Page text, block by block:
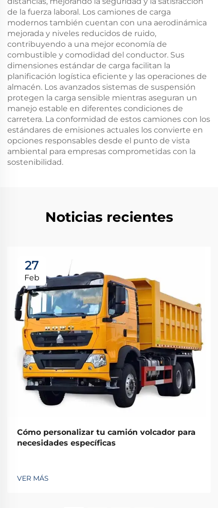
de la fuerza laboral. Los camiones de carga
modernos también cuentan con una aerodinámica
mejorada y niveles reducidos de ruido,
contribuyendo a una mejor economía de
combustible y comodidad del conductor. Sus
dimensiones estándar de carga facilitan la
planificación logística eficiente y las operaciones de
almacén. Los avanzados sistemas de suspensión
protegen la carga sensible mientras aseguran un
manejo estable en diferentes condiciones de
carretera. La conformidad de estos camiones con los
estándares de emisiones actuales los convierte en
opciones responsables desde el punto de vista
ambiental para empresas comprometidas con la
sostenibilidad.
Noticias recientes
27
Feb
Cómo personalizar tu camión volcador para
necesidades específicas
VER MÁS